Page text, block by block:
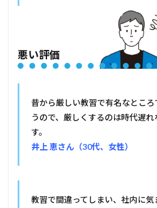
悪い評価
昔から厳しい教習で有名なとこ
うので、厳しくするのは時代遅れ
す。
井上 恵さん（30代、女性）
教習で間違ってしまい、社内に気